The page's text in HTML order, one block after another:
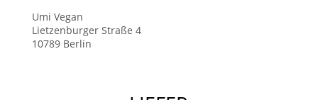
Umi Vegan
Lietzenburger Straße 4
10789 Berlin